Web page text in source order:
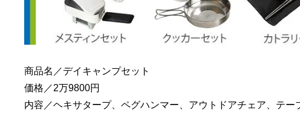
商品名／デイキャンプセット
価格／2万9800円
内容／ヘキサタープ、ペグハンマー、アウトドアチェア、テ